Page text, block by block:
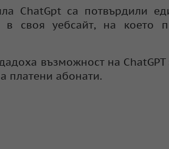
ChatGpt са потвърдили
своя уебсайт, на което
възможност на ChatGPT
платени абонати.